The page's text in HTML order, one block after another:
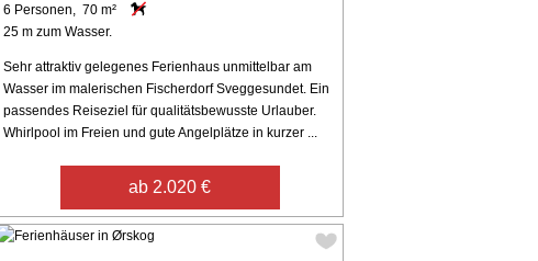
6 Personen, 70 m²
25 m zum Wasser.
Sehr attraktiv gelegenes Ferienhaus unmittelbar am
Wasser im malerischen Fischerdorf Sveggesundet. Ein
passendes Reiseziel für qualitätsbewusste Urlauber.
Whirlpool im Freien und gute Angelplätze in kurzer ...
ab 2.020 €